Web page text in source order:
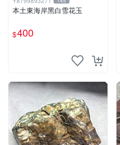
本土東海岸黑白雪花玉
$400